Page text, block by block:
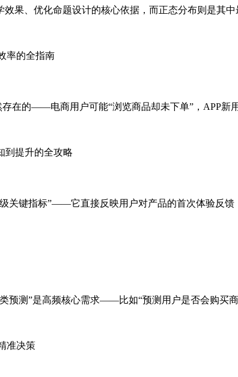
果、优化命题设计的核心依据，而正态分布则是其
在的——电商用户可能“浏览商品却未下单”，APP新
关键指标”——它直接反映用户对产品的首次体验反馈
预测”是高频核心需求——比如“预测用户是否会购买